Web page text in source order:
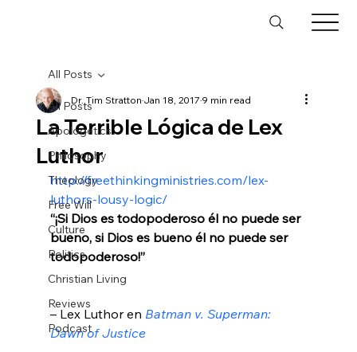
All Posts
Apologetics
Philosophy
Theology
Free Will
Culture
Politics
Christian Living
Reviews
Podcast
All Posts
La Terrible Lógica de Lex
Luthor
Dr. Tim StrattonJan 18, 20179 min read
http://freethinkingministries.com/lex-
luthors-lousy-logic/
“¡Si Dios es todopoderoso él no puede ser
bueno, si Dios es bueno él no puede ser
todopoderoso!”
– Lex Luthor en Batman v. Superman:
Dawn of Justice